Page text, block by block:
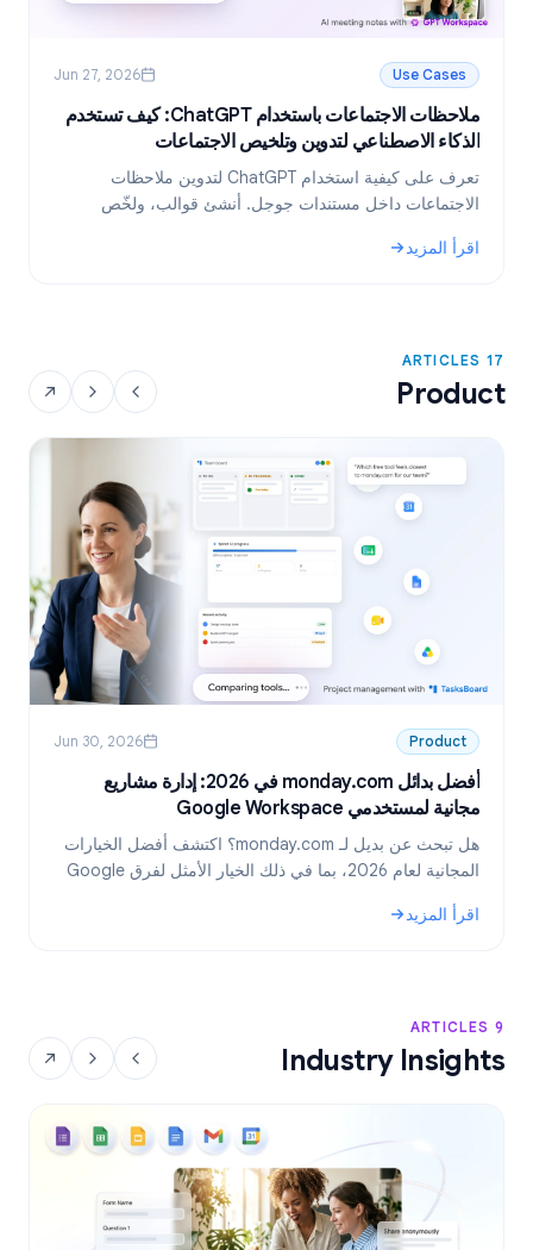
Use Cases
Jun 27, 2026
ملاحظات الاجتماعات باستخدام ChatGPT: كيف تستخدم
الذكاء الاصطناعي لتدوين وتلخيص الاجتماعات
تعرف على كيفية استخدام ChatGPT لتدوين ملاحظات
الاجتماعات داخل مستندات جوجل. أنشئ قوالب، ولخّص
Workspace.
اقرأ المزيد
: ملاحظات الاجتماعات باستخدام ChatGPT: كيف تستخدم الذكاء الاصطناعي لتدوين وتلخيص الاجتماعات
17 ARTICLES
Product
Product
Jun 30, 2026
أفضل بدائل monday.com في 2026: إدارة مشاريع
مجانية لمستخدمي Google Workspace
هل تبحث عن بديل لـ monday.com؟ اكتشف أفضل الخيارات
المجانية لعام 2026، بما في ذلك الخيار الأمثل لفرق Google
اقرأ المزيد
: أفضل بدائل monday.com في 2026: إدارة مشاريع مجانية لمستخدمي Google Workspace
9 ARTICLES
Industry Insights